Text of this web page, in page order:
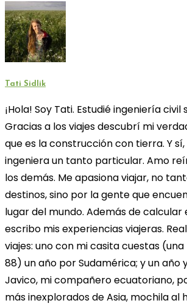
Tati Sidlik
¡Hola! Soy Tati. Estudié ingeniería civil
Gracias a los viajes descubrí mi
que es la construcción con tierra. Y sí,
ingeniera un tanto particular. Amo
los demás. Me apasiona viajar, no
destinos, sino por la gente que
lugar del mundo. Además de calcular
escribo mis experiencias viajeras.
viajes: uno con mi casita cuestas
88) un año por Sudamérica; y un año
Javico, mi compañero ecuatoriano,
más inexplorados de Asia, mochila al